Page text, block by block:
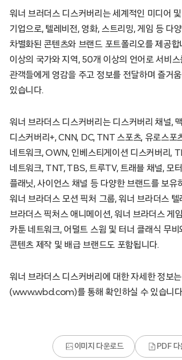
워너 브러더스 디스커버리는 세계적인 미디어
기업으로, 텔레비전, 영화, 스트리밍, 게임 등 다
차별화된 콘텐츠와 브랜드 포트폴리오를 제공
이상의 국가와 지역, 50개 이상의 언어로 서비스
관객들에게 영감을 주고 정보를 전달하며 즐거
있습니다.
워너 브라더스 디스커버리는 디스커버리 채널,
디스커버리+, CNN, DC, TNT 스포츠, 유로스포
네트워크, OWN, 인베스티게이션 디스커버리,
네트워크, TNT, TBS, 트루TV, 트래블 채널, 모
플래닛, 사이언스 채널 등 다양한 브랜드를 보유
워너 브라더스 모션 픽처 그룹, 워너 브라더스 텔
브라더스 픽처스 애니메이션, 워너 브라더스 게
카툰 네트워크, 어덜트 스윔 및 터너 클래식 무비
콘텐츠 제작 및 배급 브랜드도 포함됩니다.
워너 브라더스 디스커버리에 대한 자세한 정보
(www.wbd.com)를 통해 확인하실 수 있습니
이미지 다운로드 PDF 다